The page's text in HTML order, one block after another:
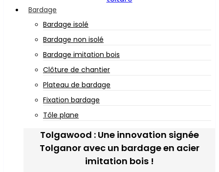
Bardage
Bardage isolé
Bardage non isolé
Bardage imitation bois
Clôture de chantier
Plateau de bardage
Fixation bardage
Tôle plane
Tolgawood : Une innovation signée
Tolganor avec un bardage en acier
imitation bois !